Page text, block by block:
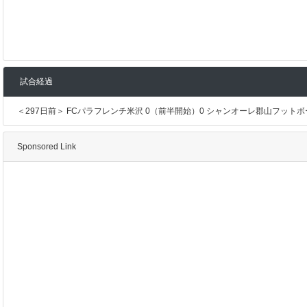
試合経過
＜297日前＞ FCパラフレンチ米沢 0（前半開始）0 シャンオーレ郡山フット
Sponsored Link